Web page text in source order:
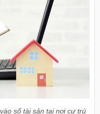
số tài sản tại nơi cư trú